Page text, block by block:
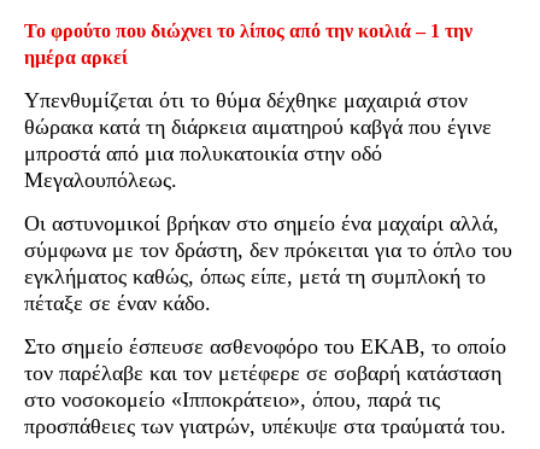
Το φρούτο που διώχνει το λίπος από την κοιλιά – 1 την
ημέρα αρκεί
Υπενθυμίζεται ότι το θύμα δέχθηκε μαχαιριά στον
θώρακα κατά τη διάρκεια αιματηρού καβγά που έγινε
μπροστά από μια πολυκατοικία στην οδό
Μεγαλουπόλεως.
Οι αστυνομικοί βρήκαν στο σημείο ένα μαχαίρι αλλά,
σύμφωνα με τον δράστη, δεν πρόκειται για το όπλο του
εγκλήματος καθώς, όπως είπε, μετά τη συμπλοκή το
πέταξε σε έναν κάδο.
Στο σημείο έσπευσε ασθενοφόρο του ΕΚΑΒ, το οποίο
τον παρέλαβε και τον μετέφερε σε σοβαρή κατάσταση
στο νοσοκομείο «Ιπποκράτειο», όπου, παρά τις
προσπάθειες των γιατρών, υπέκυψε στα τραύματά του.